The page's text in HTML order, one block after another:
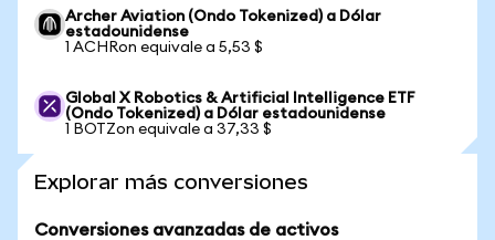
Archer Aviation (Ondo Tokenized) a Dólar
estadounidense
1 ACHRon equivale a 5,53 $
Global X Robotics & Artificial Intelligence ETF
(Ondo Tokenized) a Dólar estadounidense
1 BOTZon equivale a 37,33 $
Explorar más conversiones
Conversiones avanzadas de activos